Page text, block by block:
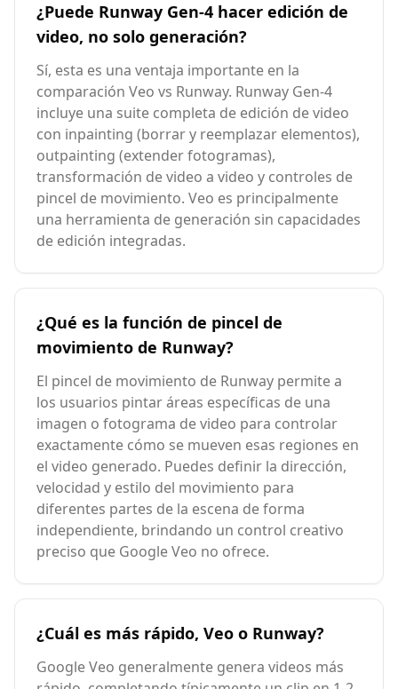
¿Puede Runway Gen-4 hacer edición de
video, no solo generación?
Sí, esta es una ventaja importante en la
comparación Veo vs Runway. Runway Gen-4
incluye una suite completa de edición de video
con inpainting (borrar y reemplazar elementos),
outpainting (extender fotogramas),
transformación de video a video y controles de
pincel de movimiento. Veo es principalmente
una herramienta de generación sin capacidades
de edición integradas.
¿Qué es la función de pincel de
movimiento de Runway?
El pincel de movimiento de Runway permite a
los usuarios pintar áreas específicas de una
imagen o fotograma de video para controlar
exactamente cómo se mueven esas regiones en
el video generado. Puedes definir la dirección,
velocidad y estilo del movimiento para
diferentes partes de la escena de forma
independiente, brindando un control creativo
preciso que Google Veo no ofrece.
¿Cuál es más rápido, Veo o Runway?
Google Veo generalmente genera videos más